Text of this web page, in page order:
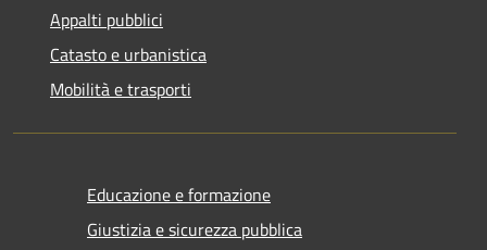
Appalti pubblici
Catasto e urbanistica
Mobilità e trasporti
Educazione e formazione
Giustizia e sicurezza pubblica